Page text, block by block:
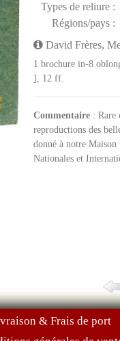
Types de reliure :
Régions/pays :
David Frères,
1 brochure in-8
], 12 ff.
Commentaire: Rare
reproductions des
donné à notre Maison
Nationales et
& Frais de port